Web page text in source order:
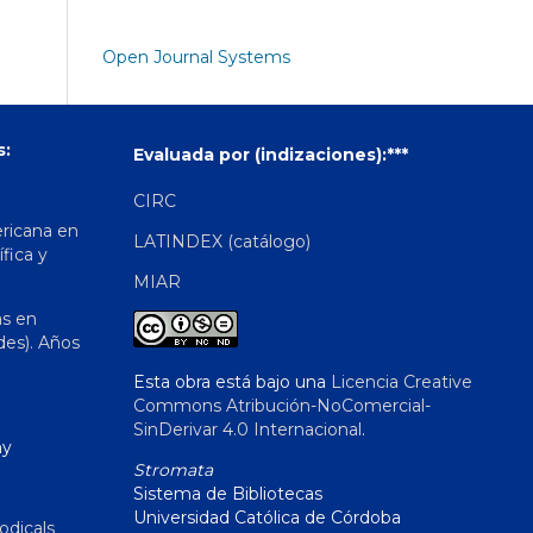
Open Journal Systems
en
y
en
Años
Evaluada por (indizaciones):***
CIRC
LATINDEX (catálogo)
MIAR
Esta obra está bajo una Licencia Creative
Commons Atribución-NoComercial-
SinDerivar 4.0 Internacional.
Stromata
Sistema de Bibliotecas
Universidad Católica de Córdoba